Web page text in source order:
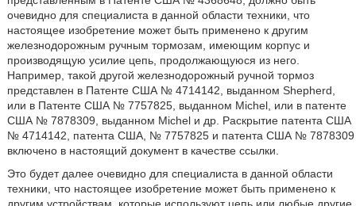
очевидно для специалиста в данной области техники, что
настоящее изобретение может быть применено к другим
железнодорожным ручным тормозам, имеющим корпус и
производящую усилие цепь, продолжающуюся из него.
Например, такой другой железнодорожный ручной тормоз
представлен в Патенте США № 4714142, выданном Shepherd,
или в Патенте США № 7757825, выданном Michel, или в патенте
США № 7878309, выданном Michel и др. Раскрытие патента США
№ 4714142, патента США, № 7757825 и патента США № 7878309
включено в настоящий документ в качестве ссылки.
Это будет далее очевидно для специалиста в данной области
техники, что настоящее изобретение может быть применено к